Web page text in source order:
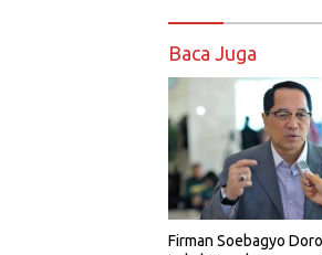
Baca Juga
Firman Soebagyo